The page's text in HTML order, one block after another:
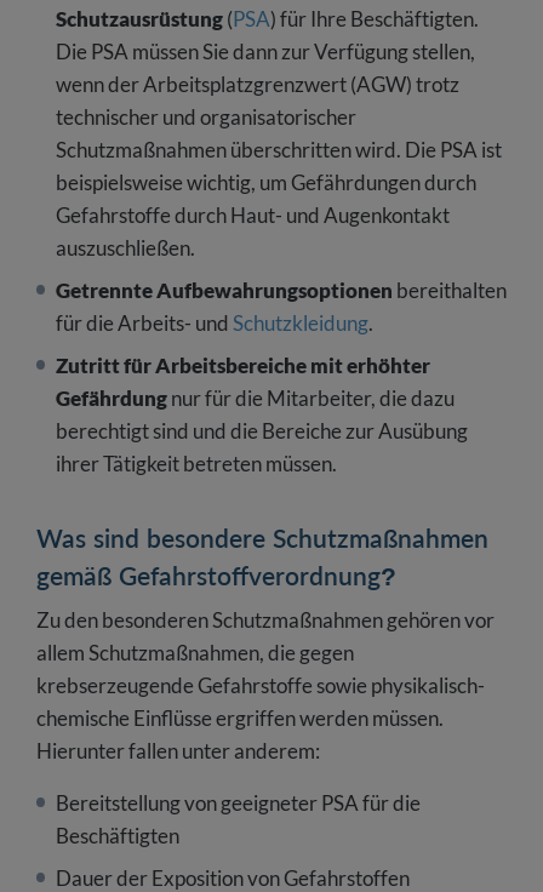
Schutzausrüstung(PSA) für Ihre Beschäftigten.
Die PSA müssen Sie dann zur Verfügung stellen,
wenn der Arbeitsplatzgrenzwert (AGW) trotz
technischer und organisatorischer
Schutzmaßnahmen überschritten wird. Die PSA ist
beispielsweise wichtig, um Gefährdungen durch
Gefahrstoffe durch Haut- und Augenkontakt
auszuschließen.
Getrennte Aufbewahrungsoptionen bereithalten
für die Arbeits- und Schutzkleidung.
Zutritt für Arbeitsbereiche mit erhöhter
Gefährdungnur für die Mitarbeiter, die dazu
berechtigt sind und die Bereiche zur Ausübung
ihrer Tätigkeit betreten müssen.
Was sind besondere Schutzmaßnahmen
gemäß Gefahrstoffverordnung?
Zu den besonderen Schutzmaßnahmen gehören vor
allem Schutzmaßnahmen, die gegen
krebserzeugende Gefahrstoffe sowie physikalisch-
chemische Einflüsse ergriffen werden müssen.
Hierunter fallen unter anderem:
Bereitstellung von geeigneter PSA für die
Beschäftigten
Dauer der Exposition von Gefahrstoffen